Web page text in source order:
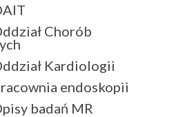
Chorób
Kardiologii
endoskopii
badań MR